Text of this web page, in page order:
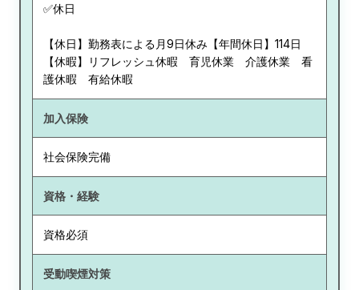
✅休日
【休日】勤務表による月9日休み【年間休日】114日
【休暇】リフレッシュ休暇 育児休業 介護休業 看
護休暇 有給休暇
加入保険
社会保険完備
資格・経験
資格必須
受動喫煙対策